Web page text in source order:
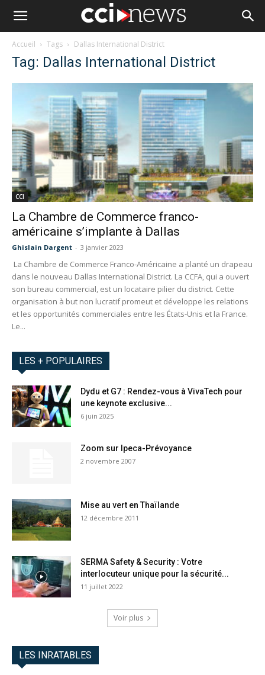
Accueil Tags Dallas International District
Tag: Dallas International District
CCI
La Chambre de Commerce franco-
américaine s’implante à Dallas
Ghislain Dargent - 3 janvier 2023
La Chambre de Commerce Franco-Américaine a planté un drapeau
dans le nouveau Dallas International District. La CCFA, qui a ouvert
son bureau commercial, est un locataire pilier du district. Cette
organisation à but non lucratif promeut et développe les relations
et les opportunités commerciales entre les États-Unis et la France.
Le...
LES + POPULAIRES
Dydu et G7 : Rendez-vous à VivaTech pour
une keynote exclusive...
6 juin 2025
Zoom sur Ipeca-Prévoyance
2 novembre 2007
Mise au vert en Thaïlande
12 décembre 2011
SERMA Safety & Security : Votre
interlocuteur unique pour la sécurité...
11 juillet 2022
Voir plus
LES INRATABLES